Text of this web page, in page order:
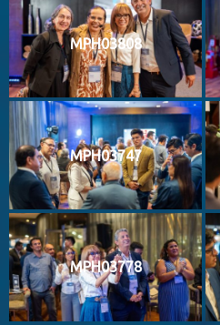
MPH03808
MPH03747
MPH03778